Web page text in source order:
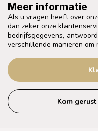
Meer informatie
Als u vragen heeft over
dan zeker onze
bedrijfsgegevens,
verschillende manieren
Kom